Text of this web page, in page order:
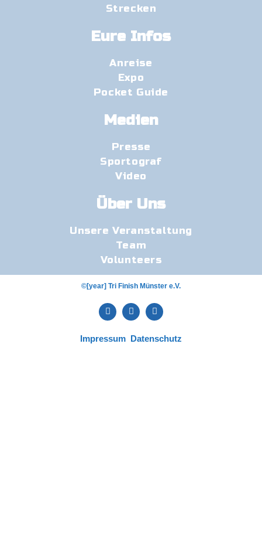
Strecken
Eure Infos
Anreise
Expo
Pocket Guide
Medien
Presse
Sportograf
Video
Über Uns
Unsere Veranstaltung
Team
Volunteers
©[year] Tri Finish Münster e.V.
Impressum Datenschutz